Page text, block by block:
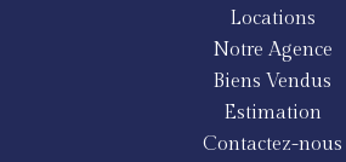
Locations
Notre Agence
Biens Vendus
Estimation
Contactez-nous